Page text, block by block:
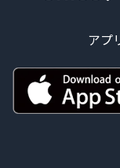
アプ